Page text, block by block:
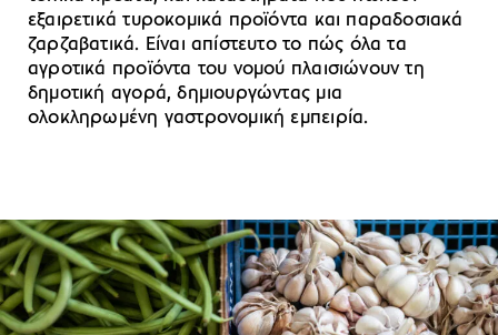
εξαιρετικά τυροκομικά προϊόντα και παραδοσιακά
ζαρζαβατικά. Είναι απίστευτο το πώς όλα τα
αγροτικά προϊόντα του νομού πλαισιώνουν τη
δημοτική αγορά, δημιουργώντας μια
ολοκληρωμένη γαστρονομική εμπειρία.